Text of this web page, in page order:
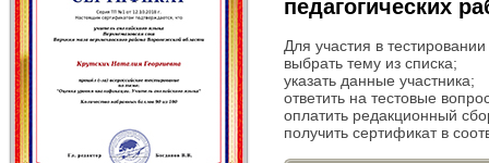
педагогических
Для участия в
выбрать тему из списка;
указать данные участника;
ответить на тестовые
оплатить редакционный
получить сертификат в